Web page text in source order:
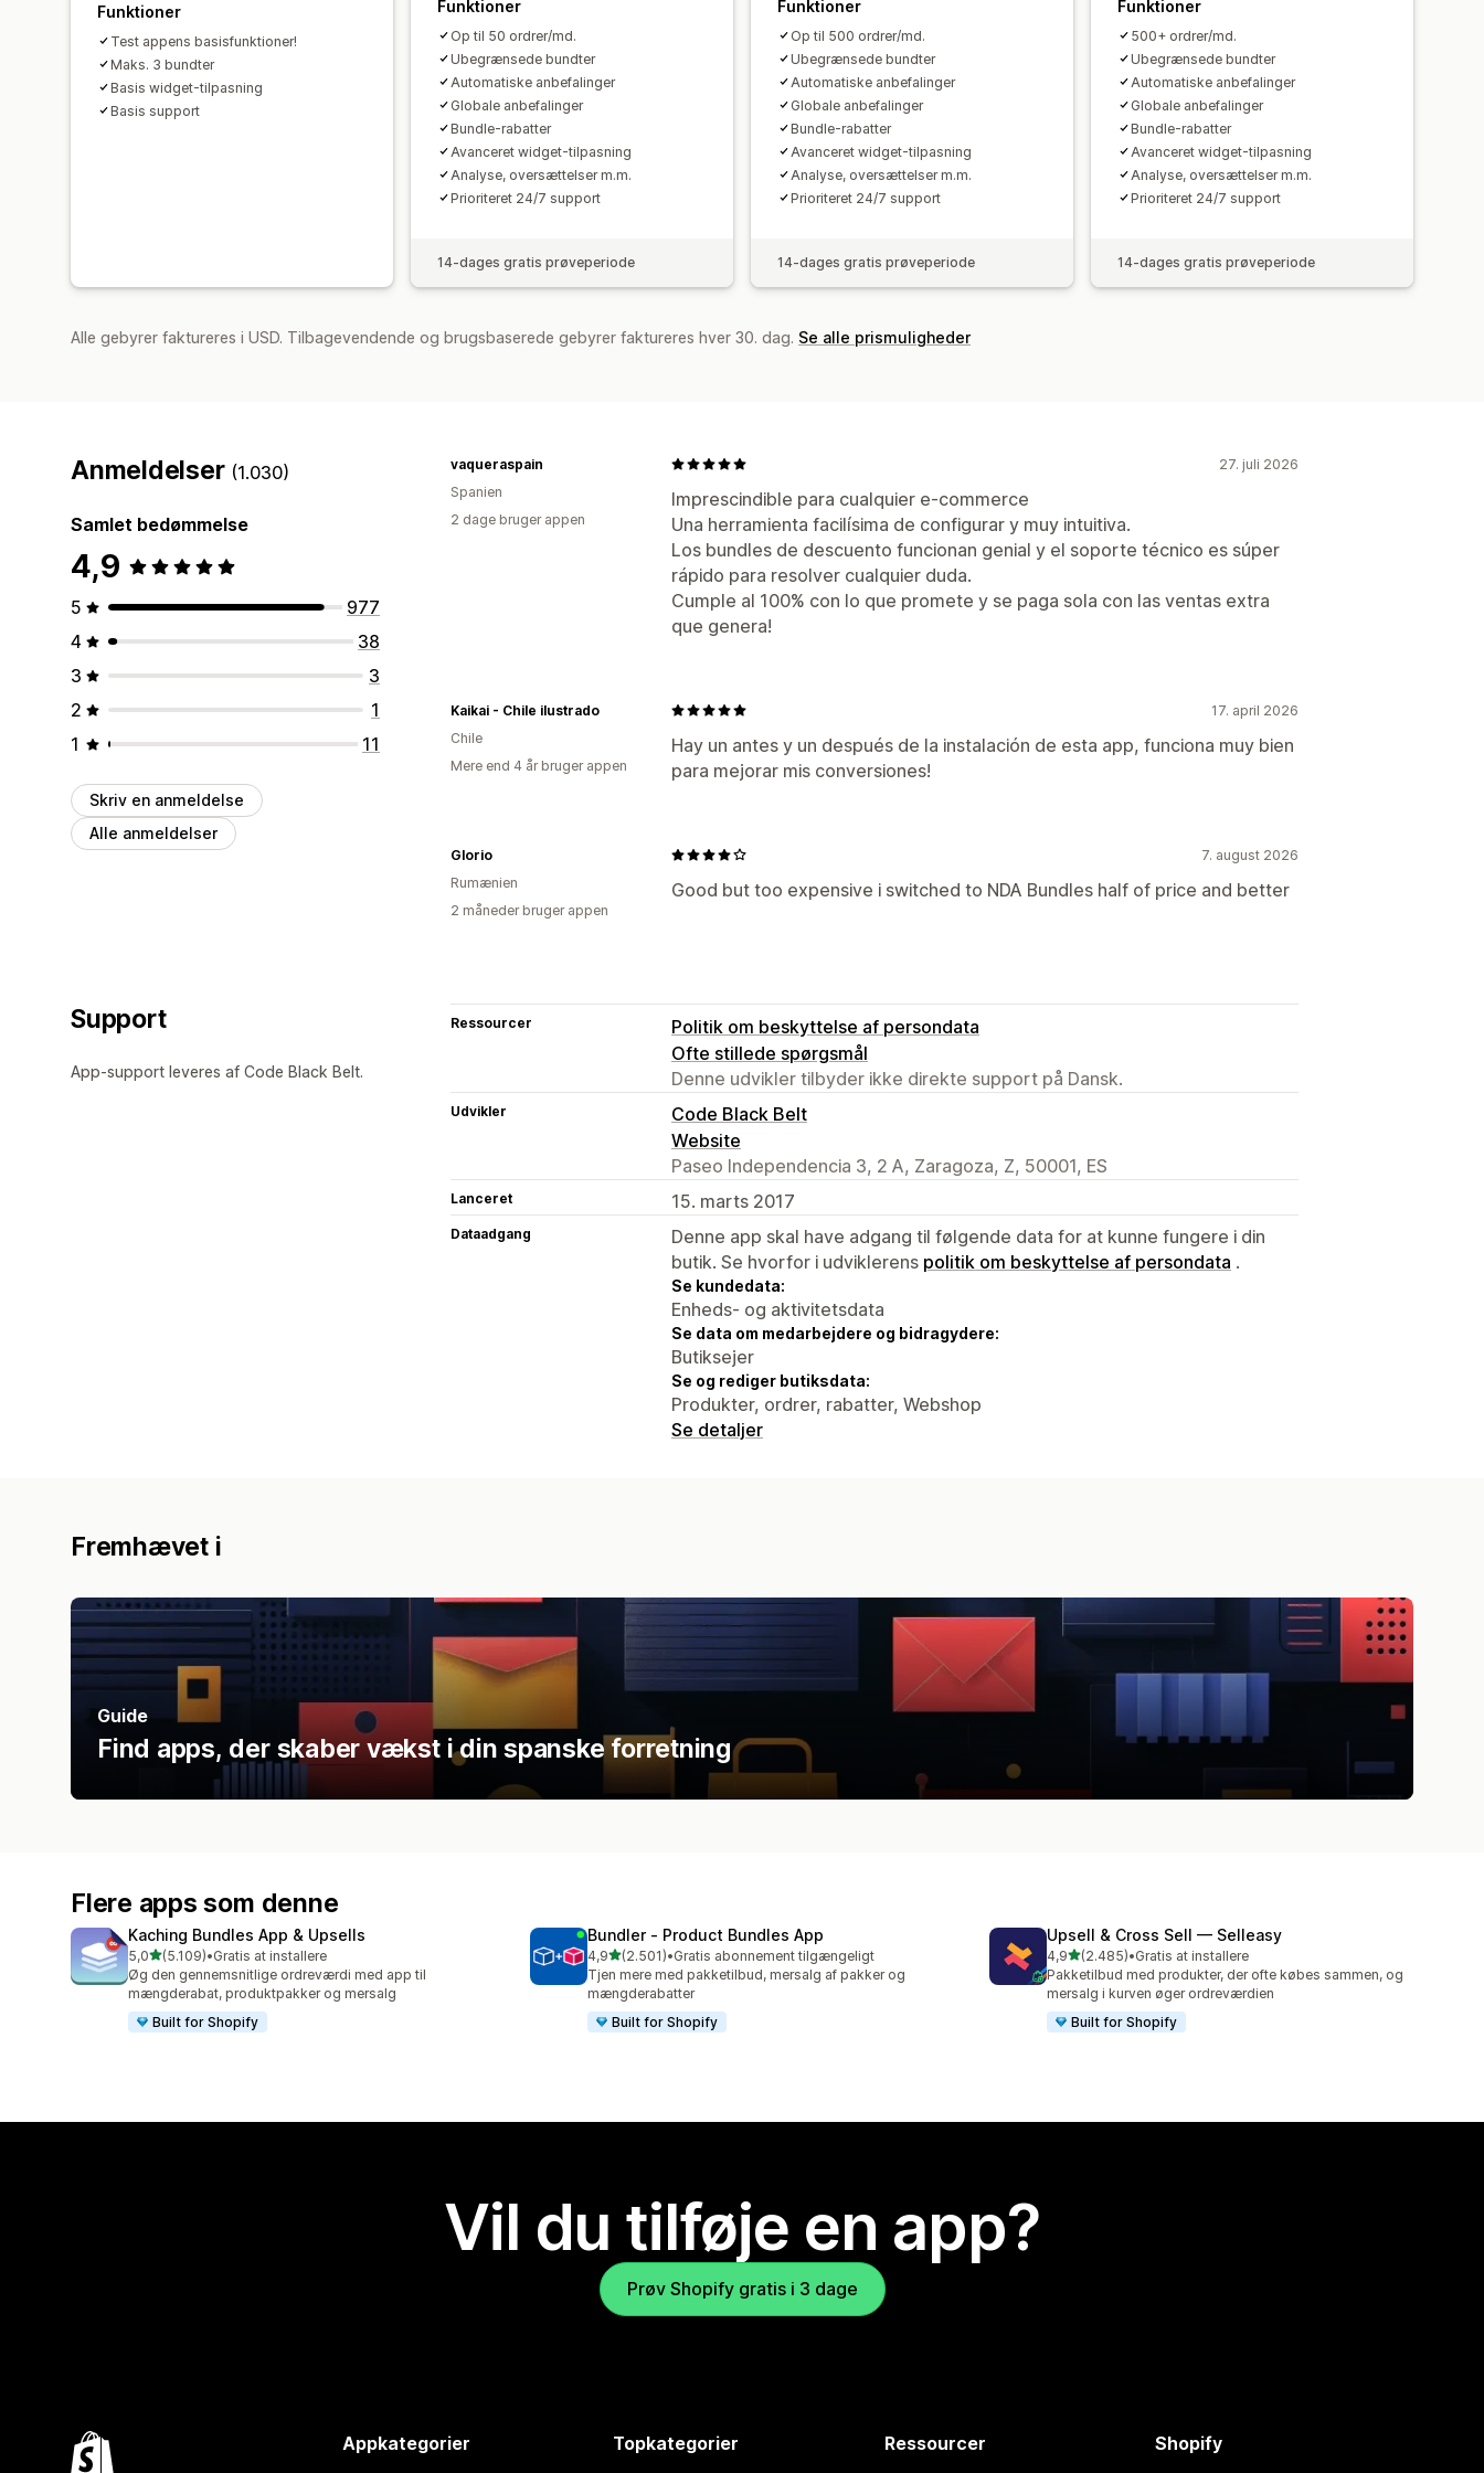
Funktioner
Test appens basisfunktioner!
Maks. 3 bundter
Basis widget-tilpasning
Basis support
Funktioner
Op til 50 ordrer/md.
Ubegrænsede bundter
Automatiske anbefalinger
Globale anbefalinger
Bundle-rabatter
Avanceret widget-tilpasning
Analyse, oversættelser m.m.
Prioriteret 24/7 support
14-dages gratis prøveperiode
Funktioner
Op til 500 ordrer/md.
Ubegrænsede bundter
Automatiske anbefalinger
Globale anbefalinger
Bundle-rabatter
Avanceret widget-tilpasning
Analyse, oversættelser m.m.
Prioriteret 24/7 support
14-dages gratis prøveperiode
Funktioner
500+ ordrer/md.
Ubegrænsede bundter
Automatiske anbefalinger
Globale anbefalinger
Bundle-rabatter
Avanceret widget-tilpasning
Analyse, oversættelser m.m.
Prioriteret 24/7 support
14-dages gratis prøveperiode
Alle gebyrer faktureres i USD. Tilbagevendende og brugsbaserede gebyrer faktureres hver 30. dag. Se alle prismuligheder
Anmeldelser (1.030)
Samlet bedømmelse
4,9
5
977
4
38
3
3
2
1
1
11
Skriv en anmeldelse
Alle anmeldelser
27. juli 2026
Imprescindible para cualquier e-commerce
Una herramienta facilísima de configurar y muy intuitiva.
Los bundles de descuento funcionan genial y el soporte técnico es súper
rápido para resolver cualquier duda.
Cumple al 100% con lo que promete y se paga sola con las ventas extra
que genera!
vaqueraspain
Spanien
2 dage bruger appen
17. april 2026
Hay un antes y un después de la instalación de esta app, funciona muy bien
para mejorar mis conversiones!
Kaikai - Chile ilustrado
Chile
Mere end 4 år bruger appen
7. august 2026
Good but too expensive i switched to NDA Bundles half of price and better
Glorio
Rumænien
2 måneder bruger appen
Support
App-support leveres af Code Black Belt.
Ressourcer
Politik om beskyttelse af persondata
Ofte stillede spørgsmål
Denne udvikler tilbyder ikke direkte support på Dansk.
Udvikler
Code Black Belt
Website
Paseo Independencia 3, 2 A, Zaragoza, Z, 50001, ES
Lanceret 15. marts 2017
Dataadgang
Denne app skal have adgang til følgende data for at kunne fungere i din
butik. Se hvorfor i udviklerens politik om beskyttelse af persondata .
Se kundedata:
Enheds- og aktivitetsdata
Se data om medarbejdere og bidragydere:
Butiksejer
Se og rediger butiksdata:
Produkter, ordrer, rabatter, Webshop
Se detaljer
Fremhævet i
Guide
Find apps, der skaber vækst i din spanske forretning
Flere apps som denne
Kaching Bundles App & Upsells
5,0ud af 5 stjerner
(5.109)
5109 anmeldelser i alt
•Gratis at installere
Øg den gennemsnitlige ordreværdi med app til
mængderabat, produktpakker og mersalg
Built for Shopify
Bundler ‑ Product Bundles App
4,9ud af 5 stjerner
(2.501)
2501 anmeldelser i alt
•Gratis abonnement tilgængeligt
Tjen mere med pakketilbud, mersalg af pakker og
mængderabatter
Built for Shopify
Upsell & Cross Sell — Selleasy
4,9ud af 5 stjerner
(2.485)
2485 anmeldelser i alt
•Gratis at installere
Pakketilbud med produkter, der ofte købes sammen, og
mersalg i kurven øger ordreværdien
Built for Shopify
Vil du tilføje en app?
Prøv Shopify gratis i 3 dage
Appkategorier Topkategorier Ressourcer Shopify